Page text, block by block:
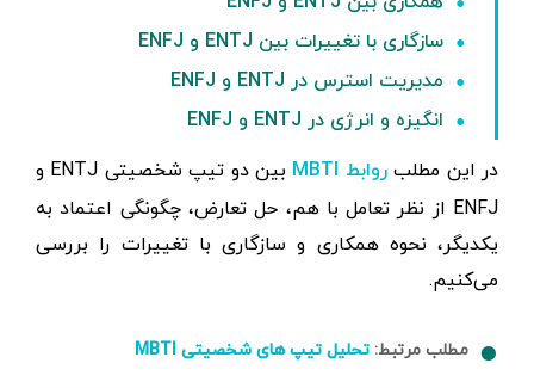
سازگاری با تغییرات بین ENTJ و ENFJ
مدیریت استرس در ENTJ و ENFJ
انگیزه و انرژی در ENTJ و ENFJ
در این مطلبروابط MBTI
بین دو تیپ شخصیتی ENTJ و
ENFJ از نظر تعامل با هم، حل تعارض، چگونگی اعتماد به
یکدیگر، نحوه همکاری و سازگاری با تغییرات را بررسی
می‌کنیم.
مطلب مرتبط: تحلیل تیپ های شخصیتی MBTI